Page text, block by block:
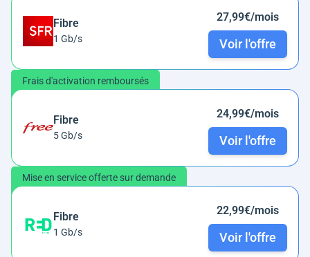
Fibre
1 Gb/s
27,99€/mois
Voir l'offre
Frais d'activation remboursés
Fibre
5 Gb/s
24,99€/mois
Voir l'offre
Mise en service offerte sur demande
Fibre
1 Gb/s
22,99€/mois
Voir l'offre